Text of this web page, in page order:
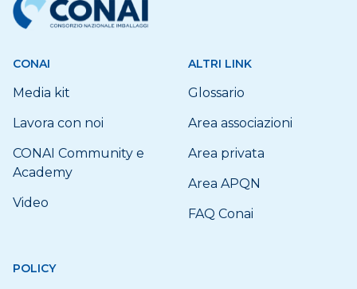
CONAI
Media kit
Lavora con noi
CONAI Community e
Academy
Video
ALTRI LINK
Glossario
Area associazioni
Area privata
Area APQN
FAQ Conai
POLICY